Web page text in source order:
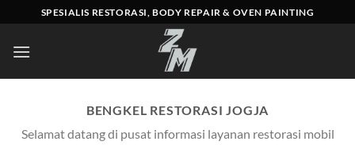
to
content
SPESIALIS RESTORASI, BODY REPAIR & OVEN PAINTING
BENGKEL RESTORASI JOGJA
Selamat datang di pusat informasi layanan restorasi mobil